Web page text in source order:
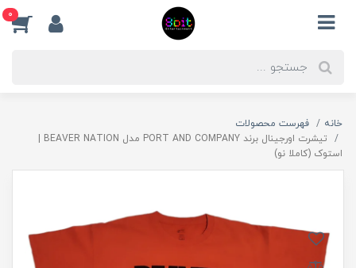
0
خانه
فهرست محصولات
استوک (کاملا نو)